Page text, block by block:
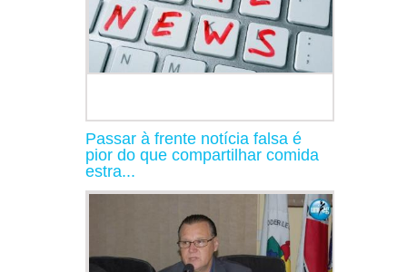
Passar à frente notícia falsa é
pior do que compartilhar comida
estra...